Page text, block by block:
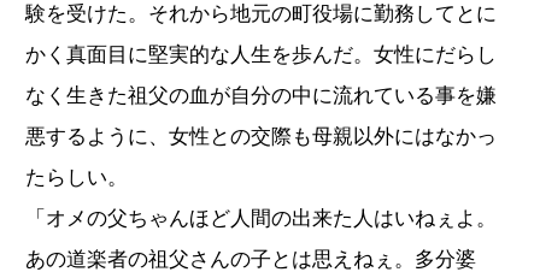
験を受けた。それから地元の町役場に勤務してとに
かく真面目に堅実的な人生を歩んだ。女性にだらし
なく生きた祖父の血が自分の中に流れている事を嫌
悪するように、女性との交際も母親以外にはなかっ
たらしい。
「オメの父ちゃんほど人間の出来た人はいねぇよ。
あの道楽者の祖父さんの子とは思えねぇ。多分婆